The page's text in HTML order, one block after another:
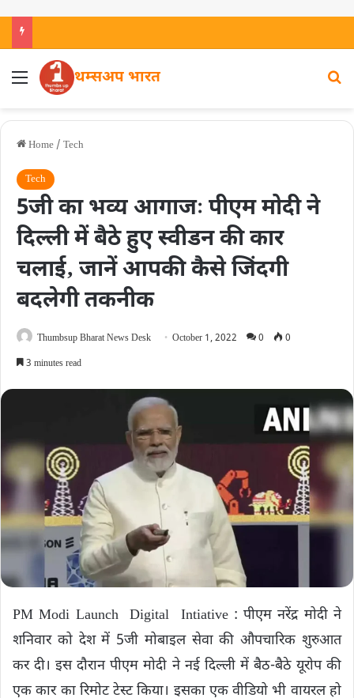
थम्सअप भारत
Home / Tech
Tech
5जी का भव्य आगाजः पीएम मोदी ने
दिल्ली में बैठे हुए स्वीडन की कार
चलाई‚ जानें आपकी कैसे जिंदगी
बदलेगी तकनीक
Thumbsup Bharat News Desk October 1, 2022 0
0
3 minutes read
PM Modi Launch Digital Intiative : पीएम नरेंद्र मोदी ने
शनिवार को देश में 5जी मोबाइल सेवा की औपचारिक शुरुआत
कर दी। इस दौरान पीएम मोदी ने नई दिल्ली में बैठ-बैठे यूरोप की
एक कार का रिमोट टेस्ट किया। इसका एक वीडियो भी वायरल हो